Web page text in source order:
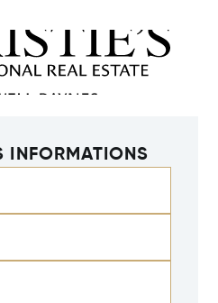
INFORMATIONS